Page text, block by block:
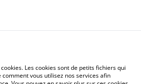
Legal Terms
Cookie Policy
Les cookies sont de petits fichiers qui
vous utilisez nos services afin